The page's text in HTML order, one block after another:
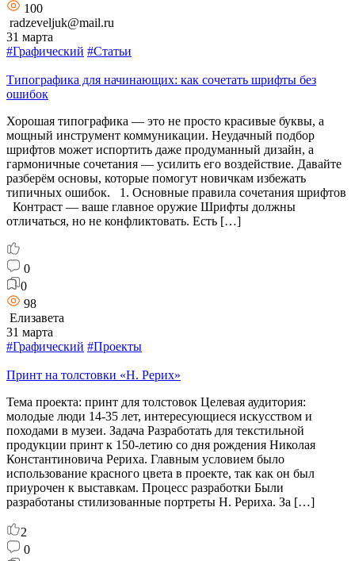
100
radzeveljuk@mail.ru
31 марта
#Графический #Статьи
Типографика для начинающих: как сочетать шрифты без
ошибок
Хорошая типографика — это не просто красивые буквы, а
мощный инструмент коммуникации. Неудачный подбор
шрифтов может испортить даже продуманный дизайн, а
гармоничные сочетания — усилить его воздействие. Давайте
разберём основы, которые помогут новичкам избежать
типичных ошибок. 1. Основные правила сочетания шрифтов
Контраст — ваше главное оружие Шрифты должны
отличаться, но не конфликтовать. Есть […]
0
0
98
Елизавета
31 марта
#Графический #Проекты
Принт на толстовки «Н. Рерих»
Тема проекта: принт для толстовок Целевая аудитория:
молодые люди 14-35 лет, интересующиеся искусством и
походами в музеи. Задача Разработать для текстильной
продукции принт к 150-летию со дня рождения Николая
Константиновича Рериха. Главным условием было
использование красного цвета в проекте, так как он был
приурочен к выставкам. Процесс разработки Были
разработаны стилизованные портреты Н. Рериха. За […]
2
0